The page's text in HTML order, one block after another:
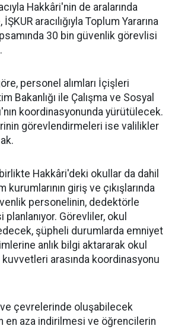
Hakkâri'nin de aralarında
aracılığıyla Toplum Yararına
30 bin güvenlik görevlisi
personel alımları İçişleri
Bakanlığı ile Çalışma ve Sosyal
koordinasyonunda yürütülecek.
görevlendirmeleri ise valilikler
Hakkâri'deki okullar da dahil
giriş ve çıkışlarında
personelinin, dedektörle
Görevliler, okul
şüpheli durumlarda emniyet
anlık bilgi aktararak okul
arasında koordinasyonu
çevrelerinde oluşabilecek
en aza indirilmesi ve öğrencilerin